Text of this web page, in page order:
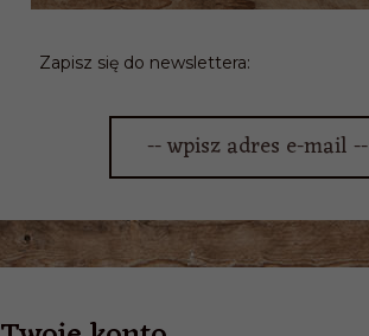
Zapisz się do newslettera:
-- wpisz adres e-mail --